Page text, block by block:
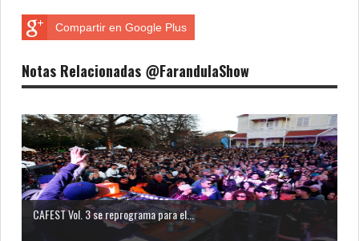
Compartir en Google Plus
Notas Relacionadas @FarandulaShow
CAFEST Vol. 3 se reprograma para el...